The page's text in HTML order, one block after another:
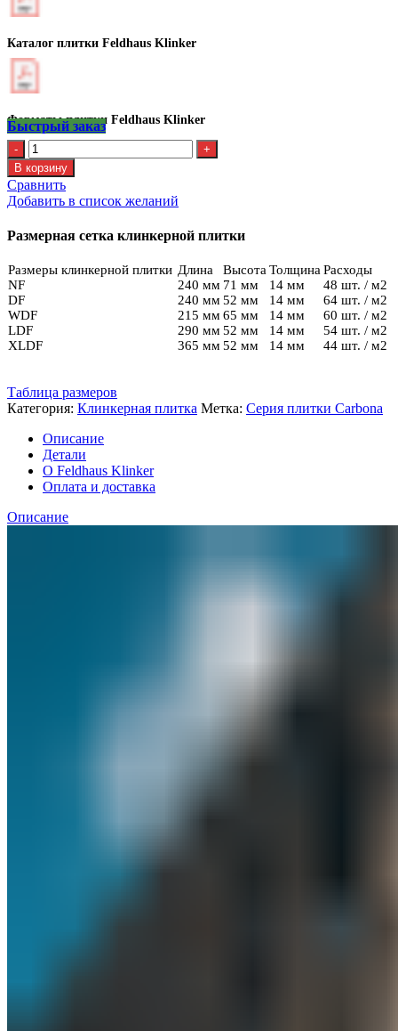
Каталог плитки Feldhaus Klinker
Форматы плитки Feldhaus Klinker
Быстрый заказ
Количество
Клинкерная
плитка
Feldhaus
R
NF14
В корзину
Сравнить
Добавить в список желаний
Размерная сетка клинкерной плитки
Размеры клинкерной плитки Длина ВысотаТолщинаРасходы
NF
240 мм 71 мм 14 мм
48 шт. / м2
DF
240 мм 52 мм 14 мм
64 шт. / м2
WDF
215 мм 65 мм 14 мм
60 шт. / м2
LDF
290 мм 52 мм 14 мм
54 шт. / м2
XLDF
365 мм 52 мм 14 мм 44 шт. / м2
Таблица размеров
Категория: Клинкерная плитка Метка: Серия плитки Carbona
Описание
Детали
О Feldhaus Klinker
Оплата и доставка
Описание